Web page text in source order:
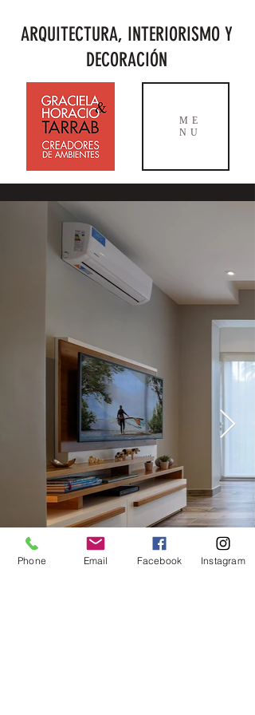
ARQUITECTURA, INTERIORISMO Y
DECORACIÓN
ME
NU
Phone Email Facebook Instagram